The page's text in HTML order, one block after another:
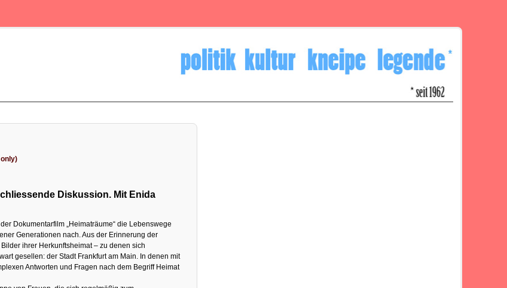
Diskussion. Mit Enida
Dokumentarfilm „Heimaträume“ die Lebenswege
Generationen nach. Aus der Erinnerung der
ihrer Herkunftsheimat – zu denen sich
gesellen: der Stadt Frankfurt am Main. In denen mit
Antworten und Fragen nach dem Begriff Heimat